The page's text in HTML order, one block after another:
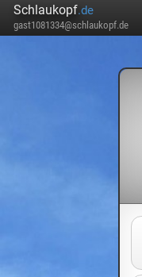
Schlaukopf.de
gast1081334@schlaukopf.de